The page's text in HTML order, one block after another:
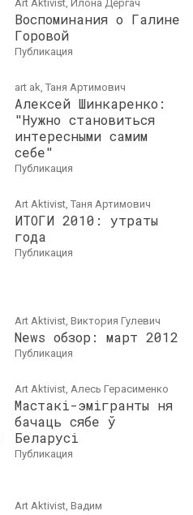
Art Aktivist, Илона Дергач
Воспоминания о Галине
Горовой
публикация
art ak, Таня Артимович
Алексей Шинкаренко:
"Нужно становиться
интересными самим
себе"
публикация
Art Aktivist, Таня Артимович
ИТОГИ 2010: утраты
года
публикация
Art Aktivist, Виктория Гулевич
News обзор: март 2012
публикация
Art Aktivist, Алесь Герасименко
Мастакі-эмігранты ня
бачаць сябе ў
Беларусі
публикация
Art Aktivist, Вадим